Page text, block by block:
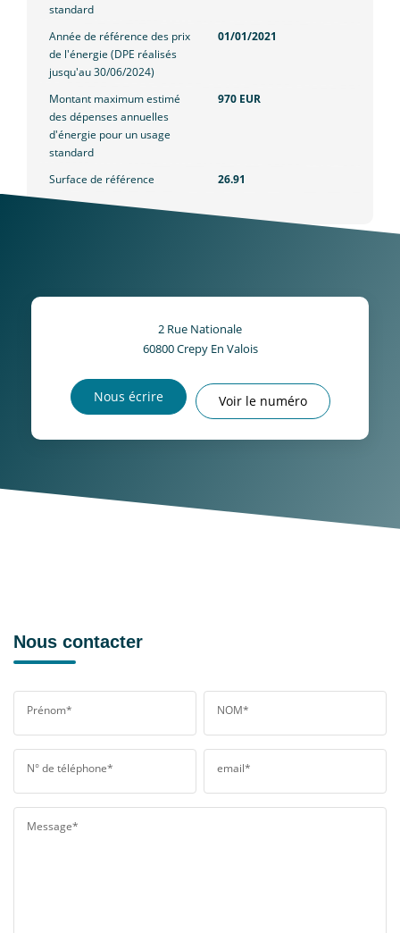
standard
Année de référence des prix
de l'énergie (DPE réalisés
jusqu'au 30/06/2024)
01/01/2021
Montant maximum estimé
des dépenses annuelles
d'énergie pour un usage
standard
970 EUR
Surface de référence 26.91
2 Rue Nationale
60800Crepy En Valois
Nous écrire Voir le numéro
Nous contacter
Prénom* NOM*
N° de téléphone* email*
Message*